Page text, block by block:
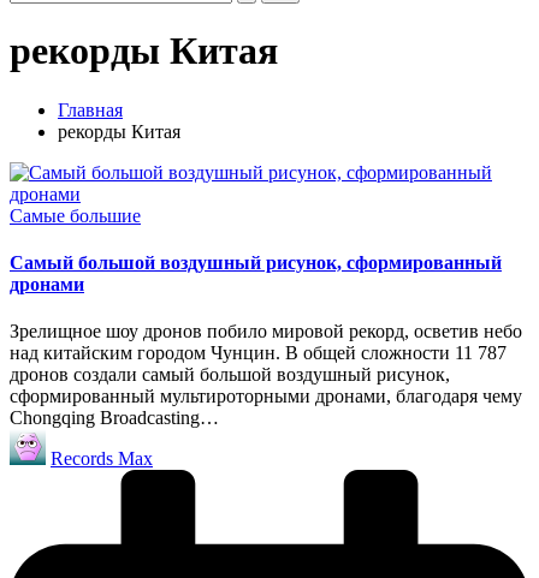
рекорды Китая
Главная
рекорды Китая
Опубликовано
Самые большие
Самый большой воздушный рисунок, сформированный
дронами
Зрелищное шоу дронов побило мировой рекорд, осветив небо
над китайским городом Чунцин. В общей сложности 11 787
дронов создали самый большой воздушный рисунок,
сформированный мультироторными дронами, благодаря чему
Chongqing Broadcasting…
Запись
от
Records Max